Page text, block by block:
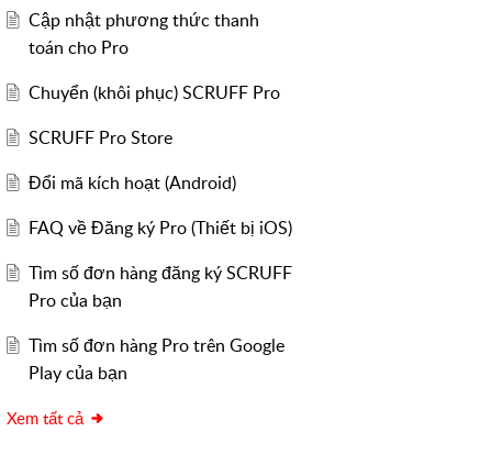
Cập nhật phương thức thanh
toán cho Pro
Chuyển (khôi phục) SCRUFF Pro
SCRUFF Pro Store
Đổi mã kích hoạt (Android)
FAQ về Đăng ký Pro (Thiết bị iOS)
Tìm số đơn hàng đăng ký SCRUFF
Pro của bạn
Tìm số đơn hàng Pro trên Google
Play của bạn
Xem tất cả